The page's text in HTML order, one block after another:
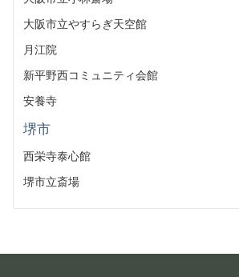
大阪市立やすらぎ天空館
月江院
新平野西コミュニティ会館
安養寺
堺市
西栄寺泰心館
堺市立斎場